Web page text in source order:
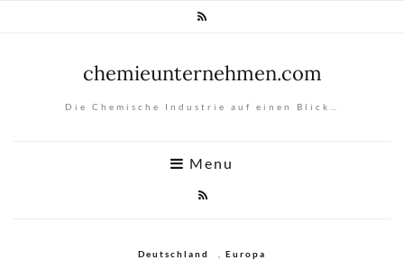
chemieunternehmen.com
Die Chemische Industrie auf einen Blick…
Menu
Deutschland Europa